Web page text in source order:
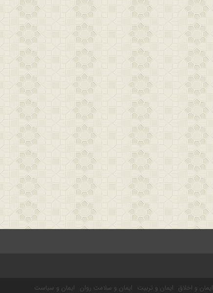
ایمان و اخلاق ایمان و تربیت ایمان و سلامت روان ایمان و سیاست